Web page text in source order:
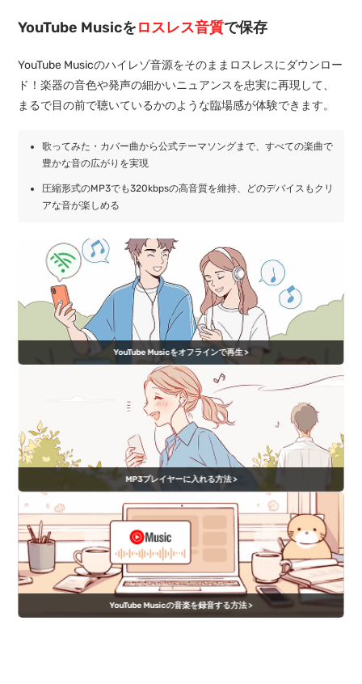
YouTube Musicをロスレス音質で保存
YouTube Musicのハイレゾ音源をそのままロスレスにダウンロー
ド！楽器の音色や発声の細かいニュアンスを忠実に再現して、
まるで目の前で聴いているかのような臨場感が体験できます。
歌ってみた・カバー曲から公式テーマソングまで、すべての楽曲で
豊かな音の広がりを実現
圧縮形式のMP3でも320kbpsの高音質を維持、どのデバイスもクリ
アな音が楽しめる
YouTube Musicをオフラインで再生 >
MP3プレイヤーに入れる方法 >
YouTube Musicの音楽を録音する方法 >